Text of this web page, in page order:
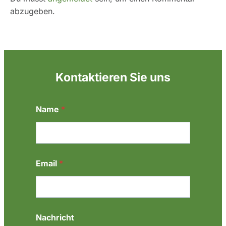
abzugeben.
Kontaktieren Sie uns
m
a
a
c
h
i
h
Name *
Email *
Nachricht